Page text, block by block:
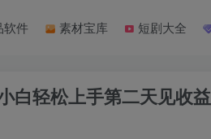
软件 素材宝库 短剧大全
白轻松上手第二天见收益